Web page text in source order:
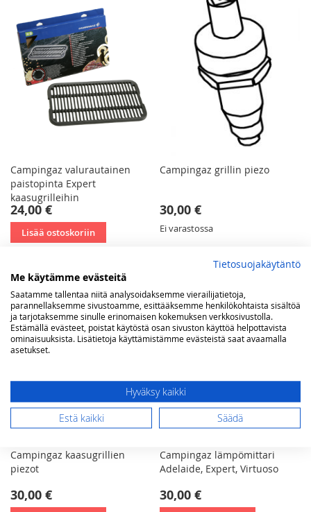
Campingaz valurautainen
paistopinta Expert
kaasugrilleihin
24,00 €
Lisää ostoskoriin
Campingaz grillin piezo
30,00 €
Ei varastossa
Campingaz kaasugrillien
piezot
30,00 €
Campingaz lämpömittari
Adelaide, Expert, Virtuoso
30,00 €
Tietosuojakäytäntö
Me käytämme evästeitä
Saatamme tallentaa niitä analysoidaksemme vierailijatietoja,
parannellaksemme sivustoamme, esittääksemme henkilökohtaista sisältöä
ja tarjotaksemme sinulle erinomaisen kokemuksen verkkosivustolla.
Estämällä evästeet, poistat käytöstä osan sivuston käyttöä helpottavista
ominaisuuksista. Lisätietoja käyttämistämme evästeistä saat avaamalla
asetukset.
Hyväksy kaikki
Estä kaikki Säädä